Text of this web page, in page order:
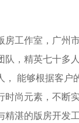
房工作室，广州
队，精英七十多
， 能够根据客户
时尚元素，不断
精湛的版房开发